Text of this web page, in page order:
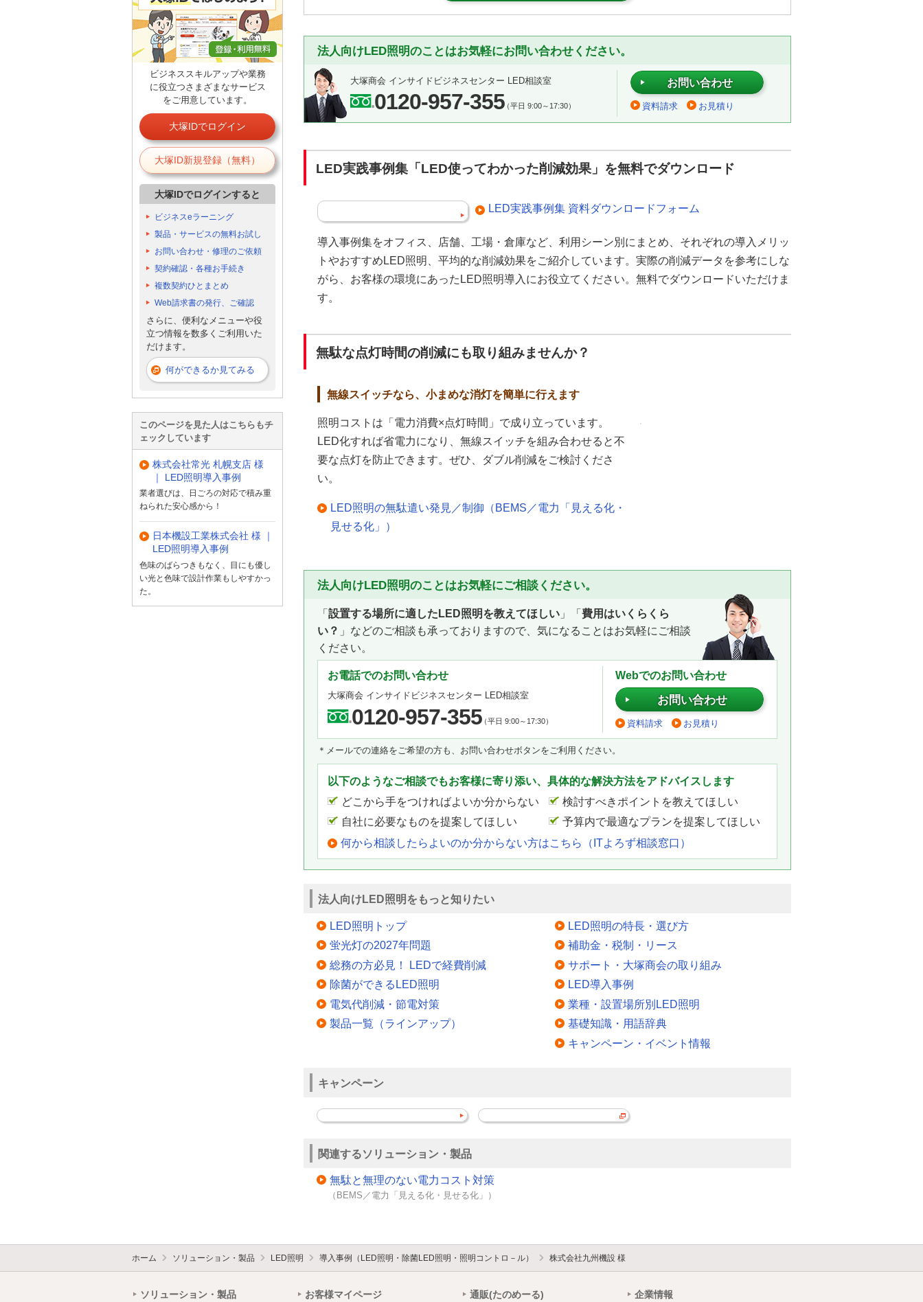
法人向けLED照明のことはお気軽にお問い合わせください。
大塚商会 インサイドビジネスセンター LED相談室
0120-957-355（平日 9:00～17:30）
お問い合わせ
資料請求 お見積り
LED実践事例集「LED使ってわかった削減効果」を無料でダウンロード
LED実践事例集 資料ダウンロードフォーム
導入事例集をオフィス、店舗、工場・倉庫など、利用シーン別にまとめ、それぞれの導入メリッ
トやおすすめLED照明、平均的な削減効果をご紹介しています。実際の削減データを参考にしな
がら、お客様の環境にあったLED照明導入にお役立てください。無料でダウンロードいただけま
す。
無駄な点灯時間の削減にも取り組みませんか？
無線スイッチなら、小まめな消灯を簡単に行えます
照明コストは「電力消費×点灯時間」で成り立っています。
LED化すれば省電力になり、無線スイッチを組み合わせると不
要な点灯を防止できます。ぜひ、ダブル削減をご検討くださ
い。
LED照明の無駄遣い発見／制御（BEMS／電力「見える化・
見せる化」）
法人向けLED照明のことはお気軽にご相談ください。
「 設置する場所に適したLED照明を教えてほしい 」「 費用はいくらくら
い？ 」などのご相談も承っておりますので、気になることはお気軽にご相談
ください。
お電話でのお問い合わせ
大塚商会 インサイドビジネスセンター LED相談室
0120-957-355（平日 9:00～17:30）
Webでのお問い合わせ
お問い合わせ
資料請求 お見積り
＊メールでの連絡をご希望の方も、お問い合わせボタンをご利用ください。
以下のようなご相談でもお客様に寄り添い、具体的な解決方法をアドバイスします
どこから手をつければよいか分からない
検討すべきポイントを教えてほしい
自社に必要なものを提案してほしい
予算内で最適なプランを提案してほしい
何から相談したらよいのか分からない方はこちら（ITよろず相談窓口）
法人向けLED照明をもっと知りたい
LED照明トップ
蛍光灯の2027年問題
総務の方必見！ LEDで経費削減
除菌ができるLED照明
電気代削減・節電対策
製品一覧（ラインアップ）
LED照明の特長・選び方
補助金・税制・リース
サポート・大塚商会の取り組み
LED導入事例
業種・設置場所別LED照明
基礎知識・用語辞典
キャンペーン・イベント情報
キャンペーン
関連するソリューション・製品
無駄と無理のない電力コスト対策
（BEMS／電力「見える化・見せる化」）
ビジネススキルアップや業務
に役立つさまざまなサービス
をご用意しています。
大塚IDでログイン
大塚ID新規登録（無料）
大塚IDでログインすると
ビジネスeラーニング
製品・サービスの無料お試し
お問い合わせ・修理のご依頼
契約確認・各種お手続き
複数契約ひとまとめ
Web請求書の発行、ご確認
さらに、便利なメニューや役
立つ情報を数多くご利用いた
だけます。
何ができるか見てみる
このページを見た人はこちらもチ
ェックしています
株式会社常光 札幌支店 様
｜ LED照明導入事例
業者選びは、日ごろの対応で積み重
ねられた安心感から！
日本機設工業株式会社 様 ｜
LED照明導入事例
色味のばらつきもなく、目にも優し
い光と色味で設計作業もしやすかっ
た。
ホーム ソリューション・製品 LED照明 導入事例（LED照明・除菌LED照明・照明コントロ－ル） 株式会社九州機設 様
ソリューション・製品 お客様マイページ 通販(たのめーる) 企業情報